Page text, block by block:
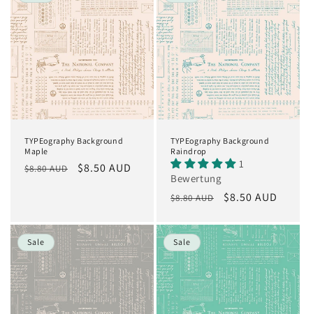
TYPEography Background
Maple
Normaler
$8.80 AUD Verkaufspreis
$8.50 AUD
TYPEography Background
Raindrop
1
Bewertung
Normaler
$8.80 AUD Verkaufspreis
$8.50 AUD
Sale Sale